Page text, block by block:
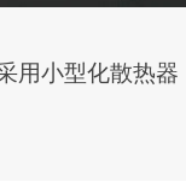
用小型化散热